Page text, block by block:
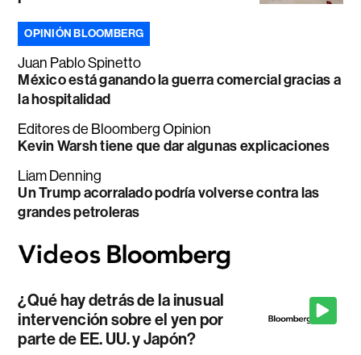
OPINIÓN BLOOMBERG
Juan Pablo Spinetto
México está ganando la guerra comercial gracias a
la hospitalidad
Editores de Bloomberg Opinion
Kevin Warsh tiene que dar algunas explicaciones
Liam Denning
Un Trump acorralado podría volverse contra las
grandes petroleras
¿Qué hay detrás de la inusual
intervención sobre el yen por
parte de EE. UU. y Japón?